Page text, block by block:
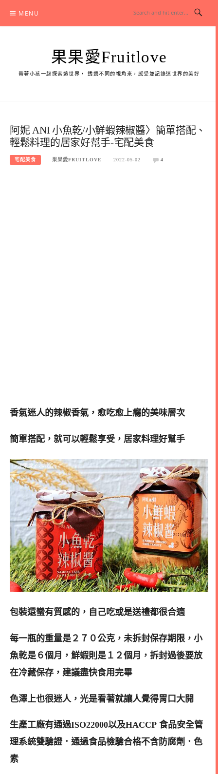
content
MENU
果果愛Fruitlove
帶著小孩一起探索這世界， 透過不同的視角來，感受並記錄這世界的美好
阿妮 ANI 小魚乾/小鮮蝦辣椒醬〉簡單搭配、
輕鬆料理的居家好幫手-宅配美食
宅配美食 果果愛FRUITLOVE 2022-05-02 4
香氣迷人的辣椒香氣，愈吃愈上癮的美味層次
簡單搭配，就可以輕鬆享受，居家料理好幫手
包裝還蠻有質感的，自己吃或是送禮都很合適
每一瓶的重量是２７０公克，未拆封保存期限，小
魚乾是６個月，鮮蝦則是１２個月，拆封過後要放
在冷藏保存，建議盡快食用完畢
色澤上也很迷人，光是看著就讓人覺得胃口大開
生產工廠有通過ISO22000以及HACCP 食品安全管
理系統雙驗證．通過食品檢驗合格不含防腐劑．色
素